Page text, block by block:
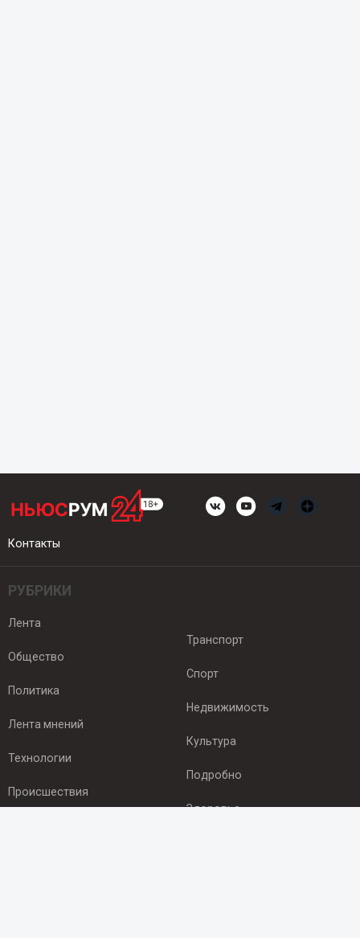
Контакты
РУБРИКИ
Лента
Общество
Политика
Лента мнений
Технологии
Происшествия
Транспорт
Спорт
Недвижимость
Культура
Подробно
Здоровье